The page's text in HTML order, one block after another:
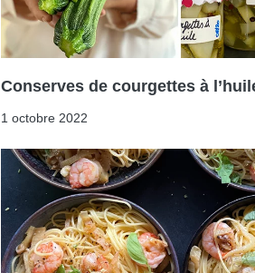
Conserves de courgettes à
1 octobre 2022